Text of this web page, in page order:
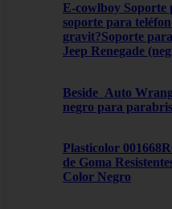
E-cowlboy Soporte
soporte para
gravit?Soporte
Jeep Renegade
Beside_Auto
negro para
Plasticolor
de Goma
Color Negro